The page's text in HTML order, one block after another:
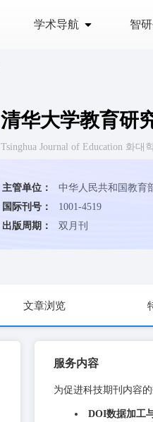
学术导航 智
清华大学教育研
Tsinghua Journal of Education 화대
主管单位：
中华人民共和国教育
国际刊号：
1001-4519
出版周期：
双月刊
文章浏览
服务内容
为促进科技期刊内容
DOI数据加工